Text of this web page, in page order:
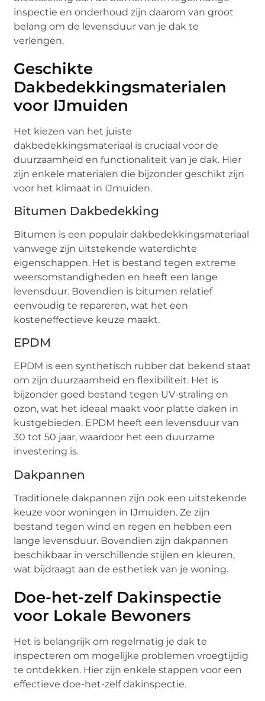
inspectie en onderhoud zijn daarom van groot
belang om de levensduur van je dak te
verlengen.
Geschikte
Dakbedekkingsmaterialen
voor IJmuiden
Het kiezen van het juiste
dakbedekkingsmateriaal is cruciaal voor de
duurzaamheid en functionaliteit van je dak. Hier
zijn enkele materialen die bijzonder geschikt zijn
voor het klimaat in IJmuiden.
Bitumen Dakbedekking
Bitumen is een populair dakbedekkingsmateriaal
vanwege zijn uitstekende waterdichte
eigenschappen. Het is bestand tegen extreme
weersomstandigheden en heeft een lange
levensduur. Bovendien is bitumen relatief
eenvoudig te repareren, wat het een
kosteneffectieve keuze maakt.
EPDM
EPDM is een synthetisch rubber dat bekend staat
om zijn duurzaamheid en flexibiliteit. Het is
bijzonder goed bestand tegen UV-straling en
ozon, wat het ideaal maakt voor platte daken in
kustgebieden. EPDM heeft een levensduur van
30 tot 50 jaar, waardoor het een duurzame
investering is.
Dakpannen
Traditionele dakpannen zijn ook een uitstekende
keuze voor woningen in IJmuiden. Ze zijn
bestand tegen wind en regen en hebben een
lange levensduur. Bovendien zijn dakpannen
beschikbaar in verschillende stijlen en kleuren,
wat bijdraagt aan de esthetiek van je woning.
Doe-het-zelf Dakinspectie
voor Lokale Bewoners
Het is belangrijk om regelmatig je dak te
inspecteren om mogelijke problemen vroegtijdig
te ontdekken. Hier zijn enkele stappen voor een
effectieve doe-het-zelf dakinspectie.